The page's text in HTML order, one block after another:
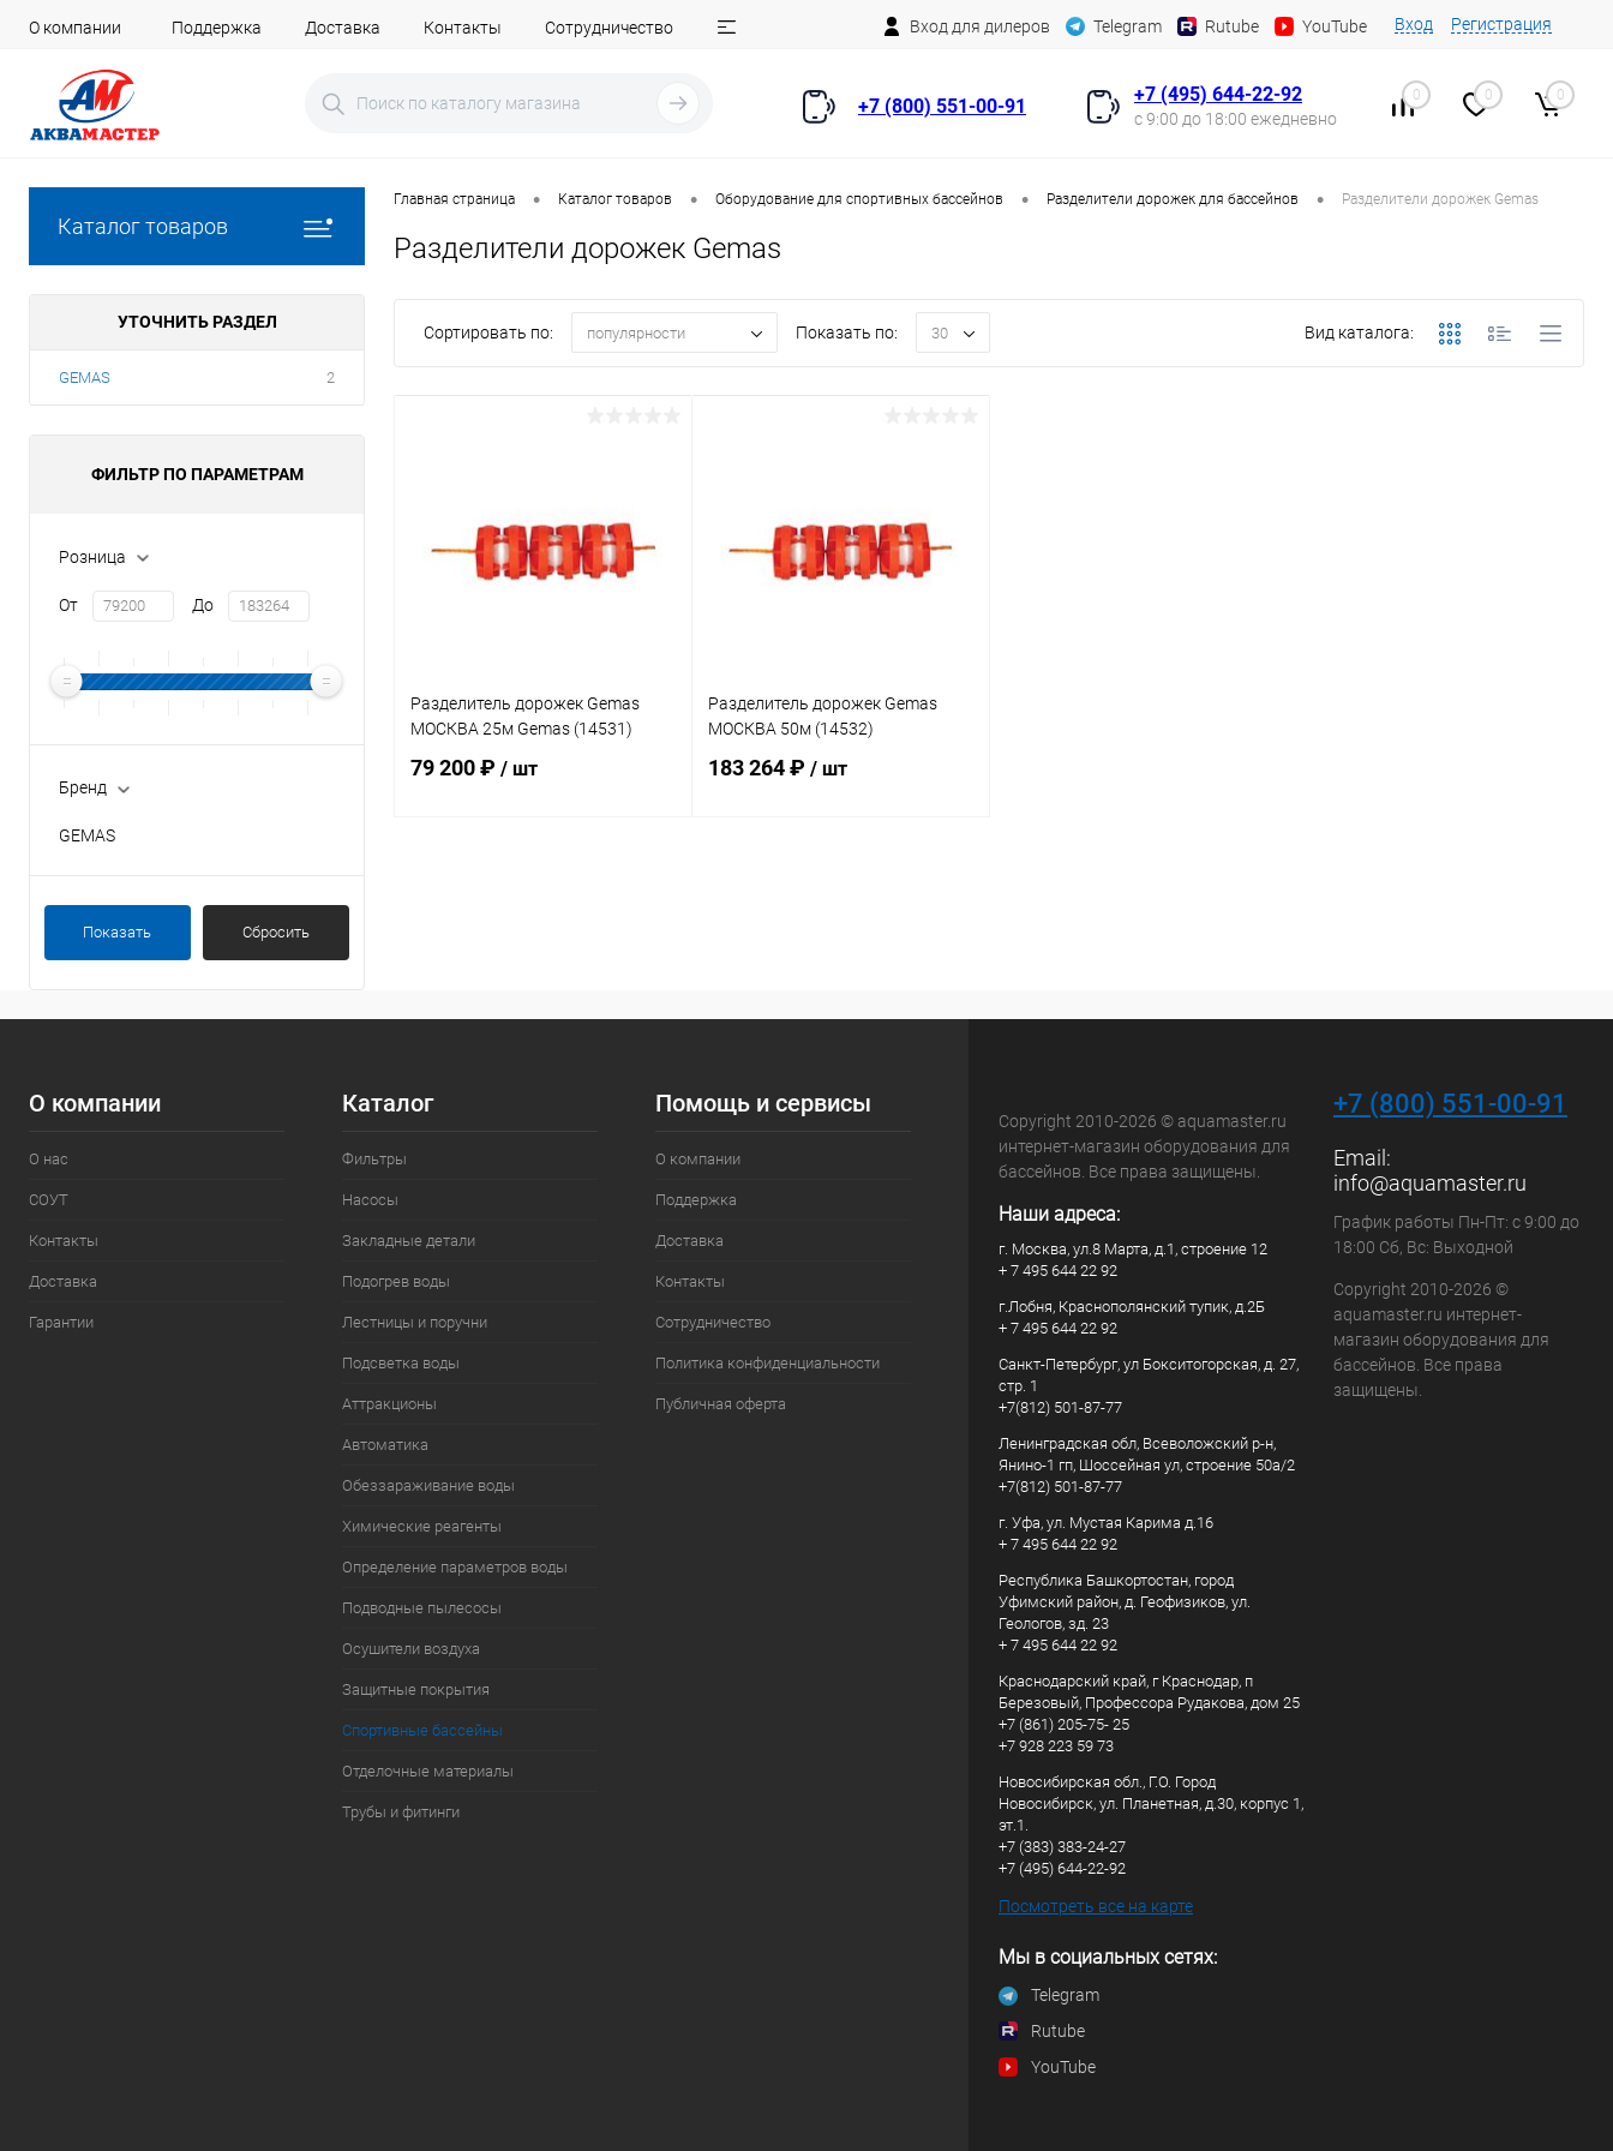
О компании Поддержка Доставка Контакты Сотрудничество Вход для дилеров Telegram Rutube YouTube Вход Регистрация
+7 (800) 551-00-91
+7 (495) 644-22-92
с 9:00 до 18:00 ежедневно
0 0 0
Каталог товаров
УТОЧНИТЬ РАЗДЕЛ
GEMAS 2
ФИЛЬТР ПО ПАРАМЕТРАМ
Розница
От До
Бренд
GEMAS
Показать Сбросить
Главная страница • Каталог товаров • Оборудование для спортивных бассейнов • Разделители дорожек для бассейнов • Разделители дорожек Gemas
Разделители дорожек Gemas
Сортировать по: популярности Показать по: 30 Вид каталога:
Разделитель дорожек Gemas
МОСКВА 25м Gemas (14531)
79 200 ₽ / шт
Разделитель дорожек Gemas
МОСКВА 50м (14532)
183 264 ₽ / шт
О компании
О нас
СОУТ
Контакты
Доставка
Гарантии
Каталог
Фильтры
Насосы
Закладные детали
Подогрев воды
Лестницы и поручни
Подсветка воды
Аттракционы
Автоматика
Обеззараживание воды
Химические реагенты
Определение параметров воды
Подводные пылесосы
Осушители воздуха
Защитные покрытия
Спортивные бассейны
Отделочные материалы
Трубы и фитинги
Помощь и сервисы
О компании
Поддержка
Доставка
Контакты
Сотрудничество
Политика конфиденциальности
Публичная оферта
Copyright 2010-2026 © aquamaster.ru
интернет-магазин оборудования для
бассейнов. Все права защищены.
Наши адреса:
г. Москва, ул.8 Марта, д.1, строение 12
+ 7 495 644 22 92
г.Лобня, Краснополянский тупик, д.2Б
+ 7 495 644 22 92
Санкт-Петербург, ул Бокситогорская, д. 27,
стр. 1
+7(812) 501-87-77
Ленинградская обл, Всеволожский р-н,
Янино-1 гп, Шоссейная ул, строение 50а/2
+7(812) 501-87-77
г. Уфа, ул. Мустая Карима д.16
+ 7 495 644 22 92
Республика Башкортостан, город
Уфимский район, д. Геофизиков, ул.
Геологов, зд. 23
+ 7 495 644 22 92
Краснодарский край, г Краснодар, п
Березовый, Профессора Рудакова, дом 25
+7 (861) 205-75- 25
+7 928 223 59 73
Новосибирская обл., Г.О. Город
Новосибирск, ул. Планетная, д.30, корпус 1,
эт.1.
+7 (383) 383-24-27
+7 (495) 644-22-92
Посмотреть все на карте
Мы в социальных сетях:
Telegram
Rutube
YouTube
+7 (800) 551-00-91
Email:
info@aquamaster.ru
График работы Пн-Пт: с 9:00 до
18:00 Сб, Вс: Выходной
Copyright 2010-2026 ©
aquamaster.ru интернет-
магазин оборудования для
бассейнов. Все права
защищены.